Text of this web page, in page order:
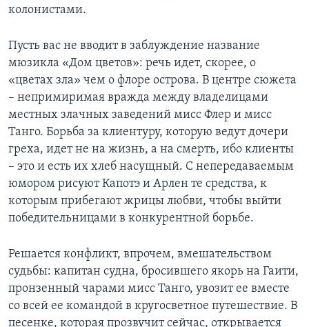
колонистами.
Пусть вас не вводит в заблуждение название
мюзикла «Дом цветов»: речь идет, скорее, о
«цветах зла» чем о флоре острова. В центре сюжета
– непримиримая вражда между владелицами
местных злачных заведений мисс Флер и мисс
Танго. Борьба за клиентуру, которую ведут дочери
греха, идет не на жизнь, а на смерть, ибо клиенты
– это и есть их хлеб насущный. С непередаваемым
юмором рисуют Капотэ и Арлен те средства, к
которым прибегают жрицы любви, чтобы выйти
победительницами в конкурентной борьбе.
Решается конфликт, впрочем, вмешательством
судьбы: капитан судна, бросившего якорь на Гаити,
пронзенный чарами мисс Танго, увозит ее вместе
со всей ее командой в кругосветное путешествие. В
песенке, которая прозвучит сейчас, открывается